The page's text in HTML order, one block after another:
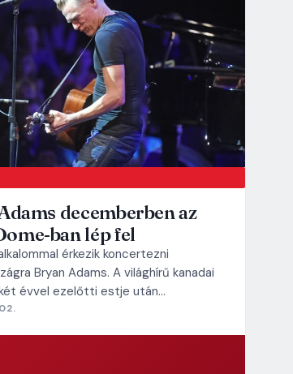
decemberben az
ban lép fel
érkezik koncertezni
Bryan Adams. A világhírű kanadai
évvel ezelőtti estje után…